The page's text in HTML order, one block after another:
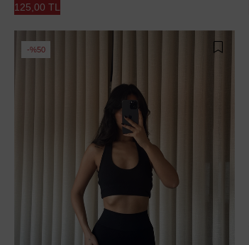
125,00 TL
%50